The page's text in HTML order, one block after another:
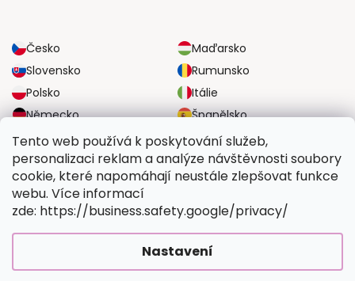
Tento web používá k poskytování služeb,
personalizaci reklam a analýze návštěvnosti soubory
cookie, které napomáhají neustále zlepšovat funkce
webu. Více informací
zde: https://business.safety.google/privacy/
Nastavení
Česko
Maďarsko
Slovensko
Rumunsko
Polsko
Itálie
Německo
Španělsko
Velká Británie
Rakousko
SPOLEHLIVÉ MOŽNOSTI DOPRAVY
BEZPEČNÉ MOŽNOSTI PLATBY